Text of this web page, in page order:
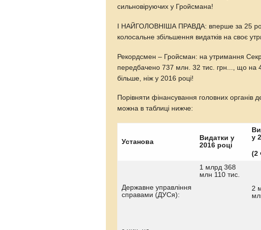
сильновіруючих у Гройсмана!
І НАЙГОЛОВНІША ПРАВДА: вперше за 25
колосальне збільшення видатків на своє
Рекордсмен – Гройсман: на утримання
передбачено 737 млн. 32 тис. грн..., що на
більше, ніж у 2016 році!
Порівняти фінансування головних органів
можна в таблиці нижче:
Установа
Видатки у
2016 році
у
(2
Державне управління
справами (ДУСя):
1 млрд 368
млн 110 тис.
2